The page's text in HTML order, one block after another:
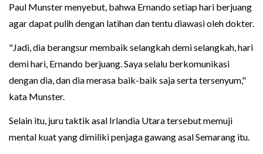
Paul Munster menyebut, bahwa Ernando setiap hari berjuang
agar dapat pulih dengan latihan dan tentu diawasi oleh dokter.
"Jadi, dia berangsur membaik selangkah demi selangkah, hari
demi hari, Ernando berjuang. Saya selalu berkomunikasi
dengan dia, dan dia merasa baik-baik saja serta tersenyum,"
kata Munster.
Selain itu, juru taktik asal Irlandia Utara tersebut memuji
mental kuat yang dimiliki penjaga gawang asal Semarang itu.